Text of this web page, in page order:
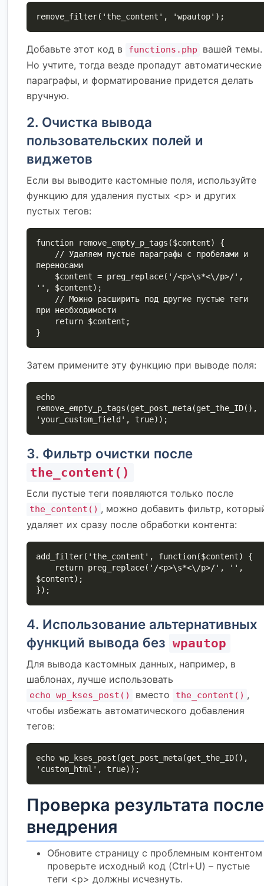
remove_filter('the_content', 'wpautop');
Добавьте этот код в functions.php
вашей темы.
Но учтите, тогда везде пропадут автоматические
параграфы, и форматирование придется делать
вручную.
2. Очистка вывода
пользовательских полей и
виджетов
Если вы выводите кастомные поля, используйте
функцию для удаления пустых <p> и других
пустых тегов:
function remove_empty_p_tags($content) {
переносами
'', $content);
при необходимости
}
Затем примените эту функцию при выводе поля:
echo
remove_empty_p_tags(get_post_meta(get_the_ID(),
'your_custom_field', true));
3. Фильтр очистки после
the_content()
Если пустые теги появляются только после
the_content() , можно добавить фильтр,
удаляет их сразу после обработки контента:
add_filter('the_content', function($content) {
$content);
});
4. Использование альтернативных
функций вывода без wpautop
Для вывода кастомных данных, например, в
шаблонах, лучше использовать
echo wp_kses_post() вместо the_content() ,
чтобы избежать автоматического добавления
тегов:
echo wp_kses_post(get_post_meta(get_the_ID(),
'custom_html', true));
Проверка результата после
внедрения
Обновите страницу с проблемным
проверьте исходный код (Ctrl+U) – пустые
теги <p> должны исчезнуть.